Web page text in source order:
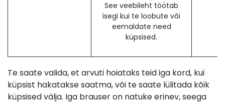
See veebileht töötab
isegi kui te loobute või
eemaldate need
küpsised.
Te saate valida, et arvuti hoiataks teid iga kord, kui
küpsist hakatakse saatma, või te saate lülitada kõik
küpsised välja. Iga brauser on natuke erinev, seega